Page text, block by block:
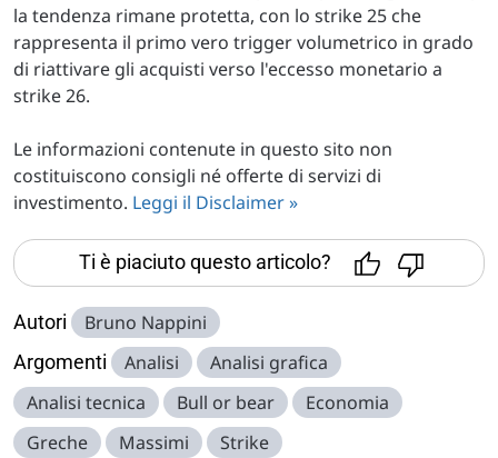
la tendenza rimane protetta, con lo strike 25 che
rappresenta il primo vero trigger volumetrico in grado
di riattivare gli acquisti verso l'eccesso monetario a
strike 26.
Le informazioni contenute in questo sito non
costituiscono consigli né offerte di servizi di
investimento. Leggi il Disclaimer »
Ti è piaciuto questo articolo?
Autori Bruno Nappini
Argomenti Analisi
Analisi grafica
Analisi tecnica
Bull or bear
Economia
Greche
Massimi Strike